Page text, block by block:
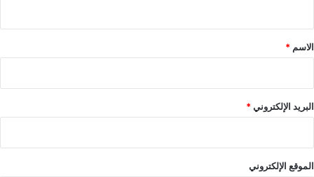
*
الاسم *
البريد الإلكتروني*
الموقع الإلكتروني